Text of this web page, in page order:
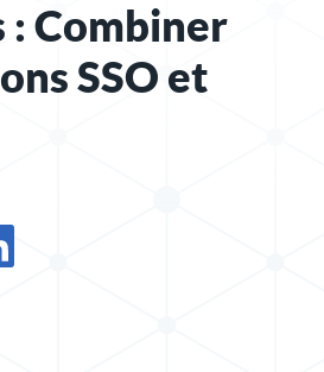
: Combiner
SSO et